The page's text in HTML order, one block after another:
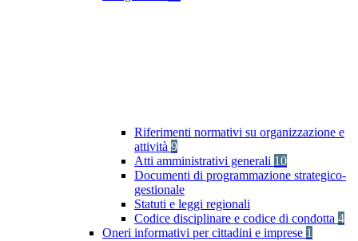
Riferimenti normativi su organizzazione e
attività 9
Atti amministrativi generali 10
Documenti di programmazione strategico-
gestionale
Statuti e leggi regionali
Codice disciplinare e codice di condotta 4
Oneri informativi per cittadini e imprese 1